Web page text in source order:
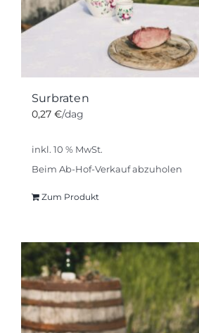
Surbraten
0,27 €/dag
inkl. 10 % MwSt.
Beim Ab-Hof-Verkauf abzuholen
Zum Produkt